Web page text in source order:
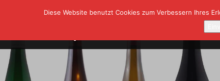
Diese Website benutzt Cookies zum Verbessern Ihres